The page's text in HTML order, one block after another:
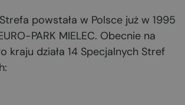
powstała w Polsce już w 1995
PARK MIELEC. Obecnie na
kraju działa 14 Specjalnych Stref